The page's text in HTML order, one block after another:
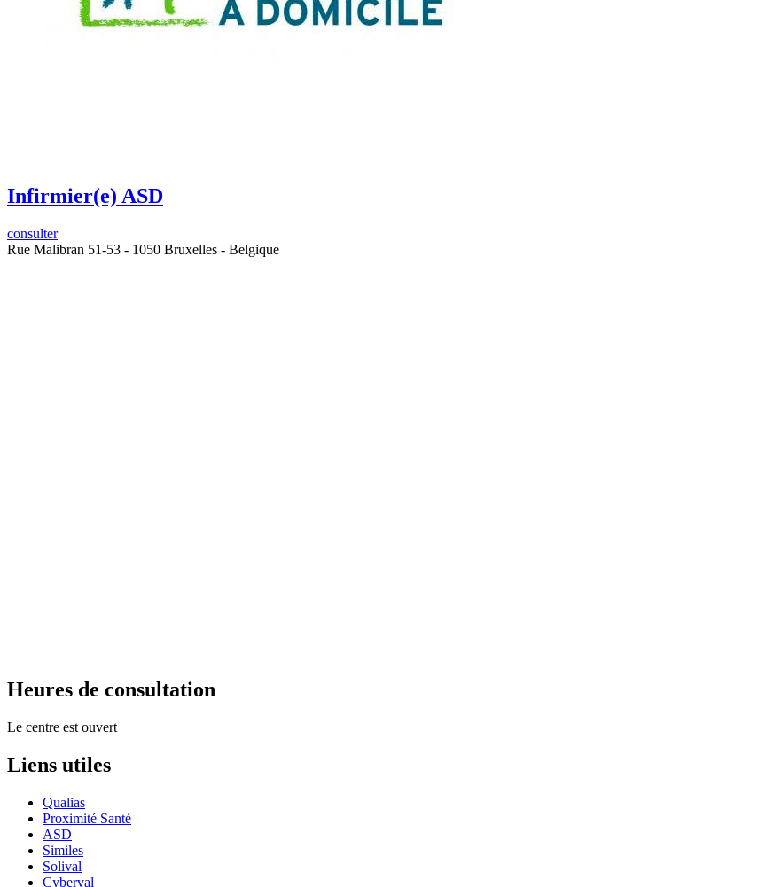
Infirmier(e) ASD
consulter
Rue Malibran 51-53 - 1050 Bruxelles - Belgique
Heures de consultation
Le centre est ouvert
Liens utiles
Qualias
Proximité Santé
ASD
Similes
Solival
Cyberval